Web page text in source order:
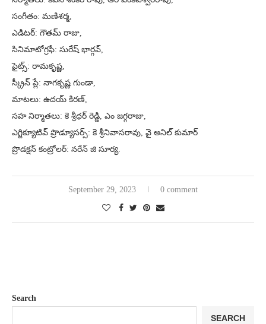
సంగీతం: మణిశర్మ,
ఎడిటర్: గౌతమ్ రాజు,
సినిమాటోగ్రఫీ: సురేష్ భార్గవ్,
ఫైట్స్: రామకృష్ణ,
స్క్రీన్ ప్లే: నాగ‌కృష్ణ గుండా,
మాటలు: ఉదయ్ కిరణ్,
సహ నిర్మాతలు: కె శ్రీధర్ రెడ్డి, ఎం జగ్గరాజు,
ఎగ్జిక్యూటివ్ ప్రొడ్యూసర్స్: కె శ్రీనివాసరావు, వై అనిల్ కుమార్
ప్రొడ‌క్ష‌న్ కంట్రోల‌ర్‌: న‌రేన్ జి సూర్య‌.
September 29, 2023 0 comment
Search
SEARCH